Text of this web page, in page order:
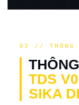
03 // THÔNG
TDS
SIKA